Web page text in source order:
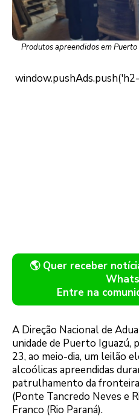
Produtos apreendidos em
🌎 Quer receber
Entre na
A Direção Nacional de
unidade de Puerto Iguazú,
23, ao meio-dia, um leilão
alcoólicas apreendidas
patrulhamento da
(Ponte Tancredo Neves e
Franco (Rio Paraná).